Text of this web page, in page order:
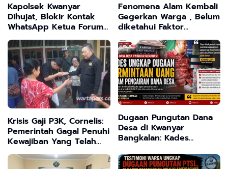
Kapolsek Kwanyar
Dihujat, Blokir Kontak
WhatsApp Ketua Forum
Pemuda Bangkalan Saat
Dikonfirmasi
Fenomena Alam Kembali
Gegerkan Warga , Belum
diketahui Faktor
Penyebab Suara
Krisis Gaji P3K, Cornelis:
Pemerintah Gagal Penuhi
Kewajiban Yang Telah
Disepakati
Dugaan Pungutan Dana
Desa di Kwanyar
Bangkalan: Kades
Camat Beri Bantahan